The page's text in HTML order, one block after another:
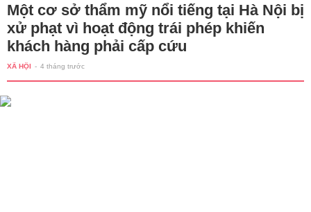
Một cơ sở thẩm mỹ nổi tiếng tại Hà Nội bị
xử phạt vì hoạt động trái phép khiến
khách hàng phải cấp cứu
XÃ HỘI - 4 tháng trước